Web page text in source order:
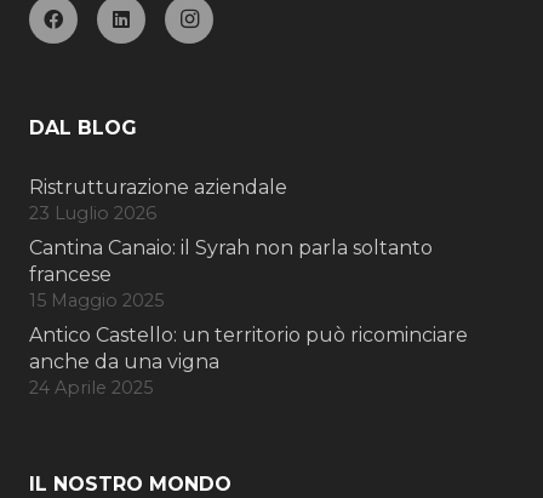
DAL BLOG
Ristrutturazione aziendale
23 Luglio 2026
Cantina Canaio: il Syrah non parla soltanto
francese
15 Maggio 2025
Antico Castello: un territorio può ricominciare
anche da una vigna
24 Aprile 2025
IL NOSTRO MONDO